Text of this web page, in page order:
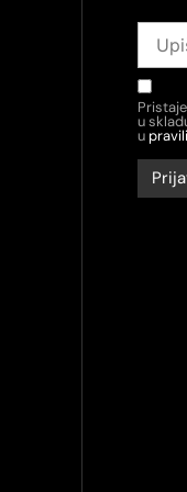
u
u